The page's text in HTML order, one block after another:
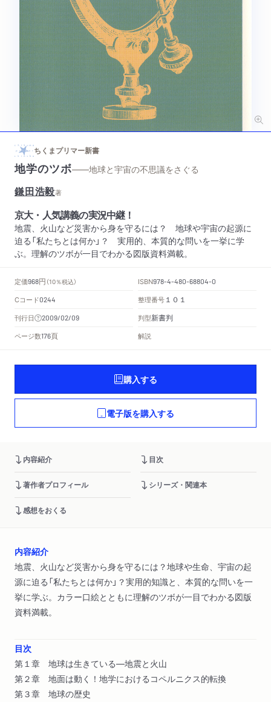
ちくまプリマー新書
地学のツボ——地球と宇宙の不思議をさぐる
鎌田浩毅著
京大・人気講義の実況中継！
地震、火山など災害から身を守るには？ 地球や宇宙の起源に
迫る「私たちとは何か」？ 実用的、本質的な問いを一挙に学
ぶ。理解のツボが一目でわかる図版資料満載。
定価968円 （10％税込） ISBN978-4-480-68804-0
Cコード0244 整理番号 １０１
刊行日 2009/02/09 判型新書判
ページ数176頁 解説
購入する
電子版を購入する
内容紹介 目次
著作者プロフィール シリーズ・関連本
感想をおくる
内容紹介
地震、火山など災害から身を守るには？地球や生命、宇宙の起
源に迫る「私たちとは何か」？実用的知識と、本質的な問いを一
挙に学ぶ。カラー口絵とともに理解のツボが一目でわかる図版
資料満載。
目次
第１章 地球は生きている―地震と火山
第２章 地面は動く！地学におけるコペルニクス的転換
第３章 地球の歴史